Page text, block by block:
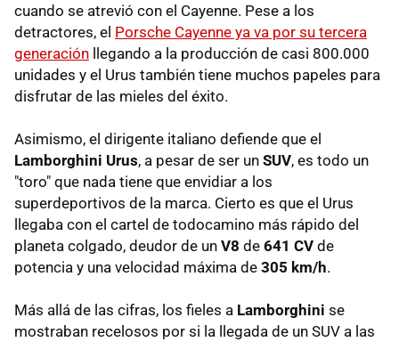
cuando se atrevió con el Cayenne. Pese a los
detractores, el Porsche Cayenne ya va por su tercera
generación llegando a la producción de casi 800.000
unidades y el Urus también tiene muchos papeles para
disfrutar de las mieles del éxito.
Asimismo, el dirigente italiano defiende que el
Lamborghini Urus, a pesar de ser un SUV, es todo un
"toro" que nada tiene que envidiar a los
superdeportivos de la marca. Cierto es que el Urus
llegaba con el cartel de todocamino más rápido del
planeta colgado, deudor de un V8 de 641 CV de
potencia y una velocidad máxima de 305 km/h.
Más allá de las cifras, los fieles a Lamborghini se
mostraban recelosos por si la llegada de un SUV a las